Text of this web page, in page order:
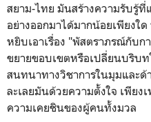
สยาม-ไทย มันสร้างความรับรู้ที่
อย่างออกมาได้มากน้อยเพียงใ
หยิบเอาเรื่อง "พัสตราภรณ์กับก
ขยายขอบเขตหรือเปลี่ยนบริบ
สนทนาทางวิชาการในมุมและ
ละเลยมันด้วยความตั้งใจ เพีย
ความเคยชินของผู้คนทั้งมวล